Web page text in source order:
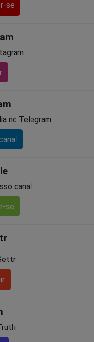
se
no Telegram
canal
se